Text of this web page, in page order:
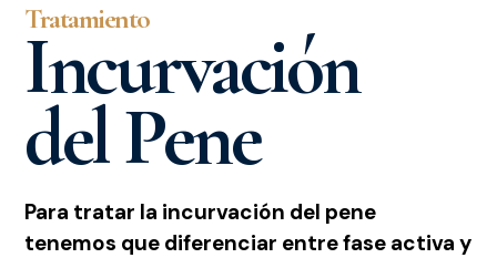
Tratamiento
Incurvación
del Pene
Para tratar la incurvación del pene
tenemos que diferenciar entre fase activa y